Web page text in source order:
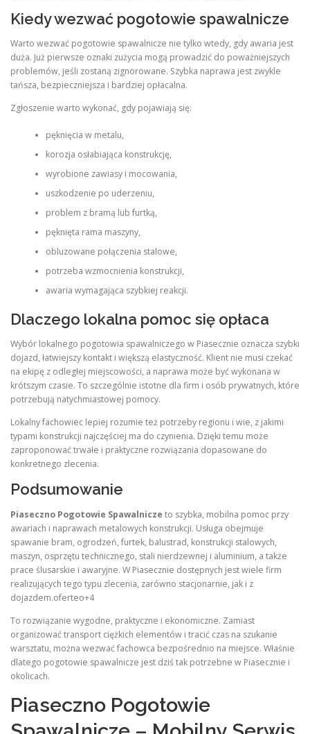
Kiedy wezwać pogotowie spawalnicze
Warto wezwać pogotowie spawalnicze nie tylko wtedy, gdy awaria jest
duża. Już pierwsze oznaki zużycia mogą prowadzić do poważniejszych
problemów, jeśli zostaną zignorowane. Szybka naprawa jest zwykle
tańsza, bezpieczniejsza i bardziej opłacalna.
Zgłoszenie warto wykonać, gdy pojawiają się:
pęknięcia w metalu,
korozja osłabiająca konstrukcję,
wyrobione zawiasy i mocowania,
uszkodzenie po uderzeniu,
problem z bramą lub furtką,
pęknięta rama maszyny,
obluzowane połączenia stalowe,
potrzeba wzmocnienia konstrukcji,
awaria wymagająca szybkiej reakcji.
Dlaczego lokalna pomoc się opłaca
Wybór lokalnego pogotowia spawalniczego w Piasecznie oznacza szybki
dojazd, łatwiejszy kontakt i większą elastyczność. Klient nie musi czekać
na ekipę z odległej miejscowości, a naprawa może być wykonana w
krótszym czasie. To szczególnie istotne dla firm i osób prywatnych, które
potrzebują natychmiastowej pomocy.
Lokalny fachowiec lepiej rozumie też potrzeby regionu i wie, z jakimi
typami konstrukcji najczęściej ma do czynienia. Dzięki temu może
zaproponować trwałe i praktyczne rozwiązania dopasowane do
konkretnego zlecenia.
Podsumowanie
Piaseczno Pogotowie Spawalnicze to szybka, mobilna pomoc przy
awariach i naprawach metalowych konstrukcji. Usługa obejmuje
spawanie bram, ogrodzeń, furtek, balustrad, konstrukcji stalowych,
maszyn, osprzętu technicznego, stali nierdzewnej i aluminium, a także
prace ślusarskie i awaryjne. W Piasecznie dostępnych jest wiele firm
realizujących tego typu zlecenia, zarówno stacjonarnie, jak i z
dojazdem.oferteo+4
To rozwiązanie wygodne, praktyczne i ekonomiczne. Zamiast
organizować transport ciężkich elementów i tracić czas na szukanie
warsztatu, można wezwać fachowca bezpośrednio na miejsce. Właśnie
dlatego pogotowie spawalnicze jest dziś tak potrzebne w Piasecznie i
okolicach.
Piaseczno Pogotowie